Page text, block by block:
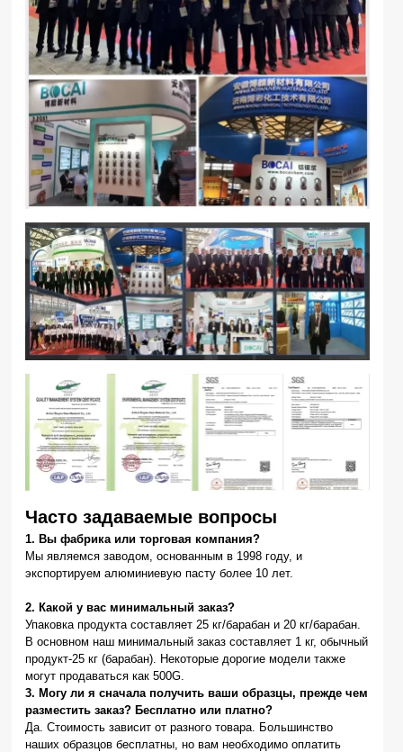
Часто задаваемые вопросы
1. Вы фабрика или торговая компания?
Мы являемся заводом, основанным в 1998 году, и
экспортируем алюминиевую пасту более 10 лет.
2. Какой у вас минимальный заказ?
Упаковка продукта составляет 25 кг/барабан и 20 кг/барабан.
В основном наш минимальный заказ составляет 1 кг, обычный
продукт-25 кг (барабан). Некоторые дорогие модели также
могут продаваться как 500G.
3. Могу ли я сначала получить ваши образцы, прежде чем
разместить заказ? Бесплатно или платно?
Да. Стоимость зависит от разного товара. Большинство
наших образцов бесплатны, но вам необходимо оплатить